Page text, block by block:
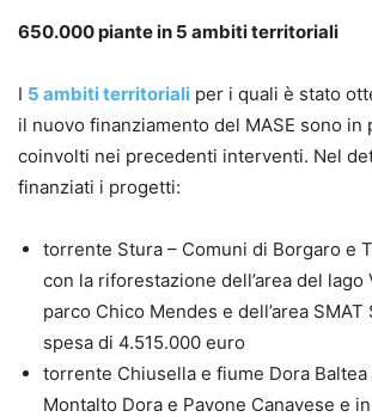
650.000 piante in 5 ambiti territoriali
I 5 ambiti territoriali per i quali è stato
il nuovo finanziamento del MASE sono in
coinvolti nei precedenti interventi. Nel
finanziati i progetti:
torrente Stura – Comuni di Borgaro e
con la riforestazione dell’area del lago
parco Chico Mendes e dell’area
spesa di 4.515.000 euro
torrente Chiusella e fiume Dora Baltea
Montalto Dora e Pavone Canavese e